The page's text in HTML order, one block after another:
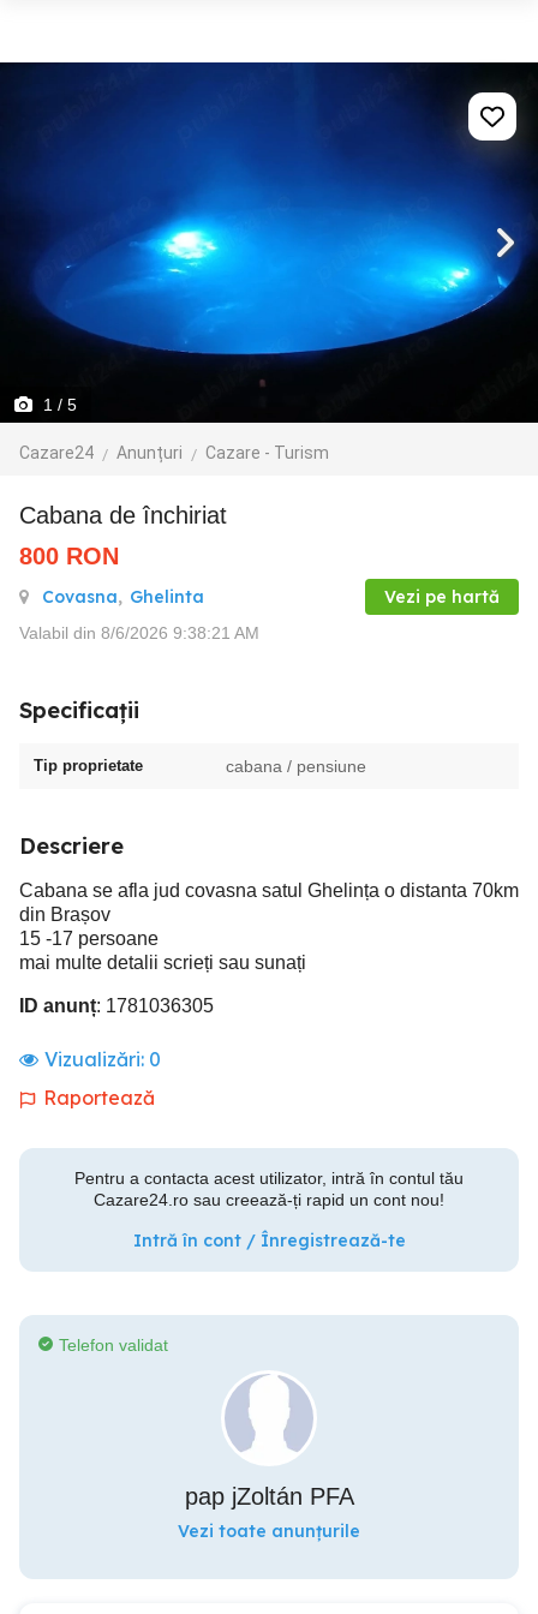
1 / 5
Cazare24 Anunțuri Cazare - Turism
cabana de închiriat
800 RON
Covasna, Ghelinta Vezi pe hartă
Valabil din 8/6/2026 9:38:21 AM
Specificații
Tip proprietate cabana / pensiune
Descriere
Cabana se afla jud covasna satul Ghelința o distanta 70km
din Brașov
15 -17 persoane
mai multe detalii scrieți sau sunați
ID anunț: 1781036305
Vizualizări: 0
Raportează
Pentru a contacta acest utilizator, intră în contul tău
Cazare24.ro sau creează-ți rapid un cont nou!
Intră în cont / Înregistrează-te
Telefon validat
pap jZoltán PFA
Vezi toate anunțurile